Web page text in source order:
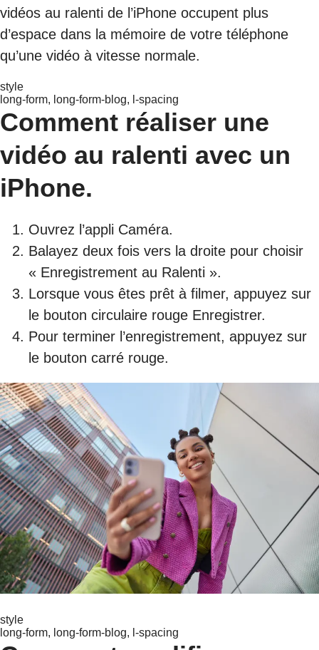
vidéos au ralenti de l’iPhone occupent plus
d’espace dans la mémoire de votre téléphone
qu’une vidéo à vitesse normale.
style
long-form, long-form-blog, l-spacing
Comment réaliser une
vidéo au ralenti avec un
iPhone.
Ouvrez l’appli Caméra.
Balayez deux fois vers la droite pour choisir
« Enregistrement au Ralenti ».
Lorsque vous êtes prêt à filmer, appuyez sur
le bouton circulaire rouge Enregistrer.
Pour terminer l’enregistrement, appuyez sur
le bouton carré rouge.
style
long-form, long-form-blog, l-spacing